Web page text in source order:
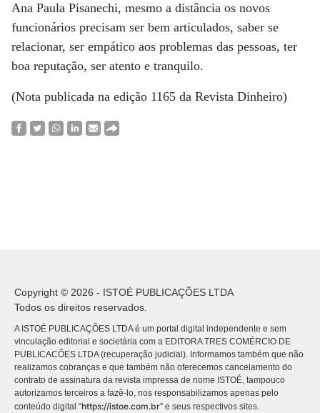
Ana Paula Pisanechi, mesmo a distância os novos
funcionários precisam ser bem articulados, saber se
relacionar, ser empático aos problemas das pessoas, ter
boa reputação, ser atento e tranquilo.
(Nota publicada na edição 1165 da Revista Dinheiro)
Copyright © 2026 - ISTOÉ PUBLICAÇÕES LTDA
Todos os direitos reservados.
A ISTOÉ PUBLICAÇÕES LTDA é um portal digital independente e sem
vinculação editorial e societária com a EDITORA TRES COMÉRCIO DE
PUBLICACÕES LTDA (recuperação judicial). Informamos também que não
realizamos cobranças e que também não oferecemos cancelamento do
contrato de assinatura da revista impressa de nome ISTOÉ, tampouco
autorizamos terceiros a fazê-lo, nos responsabilizamos apenas pelo
conteúdo digital “https://istoe.com.br” e seus respectivos sites.